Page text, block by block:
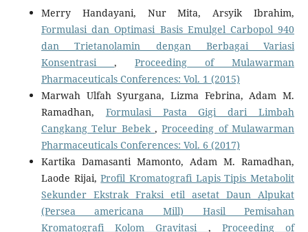
Merry Handayani, Nur Mita, Arsyik Ibrahim,
Formulasi dan Optimasi Basis Emulgel Carbopol 940
dan Trietanolamin dengan Berbagai Variasi
Konsentrasi , Proceeding of Mulawarman
Pharmaceuticals Conferences: Vol. 1 (2015)
Marwah Ulfah Syurgana, Lizma Febrina, Adam M.
Ramadhan, Formulasi Pasta Gigi dari Limbah
Cangkang Telur Bebek ,Proceeding of Mulawarman
Pharmaceuticals Conferences: Vol. 6 (2017)
Kartika Damasanti Mamonto, Adam M. Ramadhan,
Laode Rijai,Profil Kromatografi Lapis Tipis Metabolit
Sekunder Ekstrak Fraksi etil asetat Daun Alpukat
(Persea americana Mill) Hasil Pemisahan
Kromatografi Kolom Gravitasi , Proceeding of